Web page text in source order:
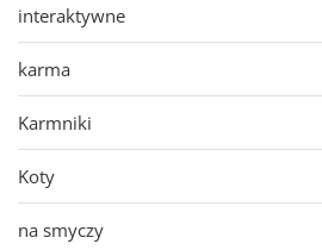
interaktywne
karma
Karmniki
Koty
na smyczy